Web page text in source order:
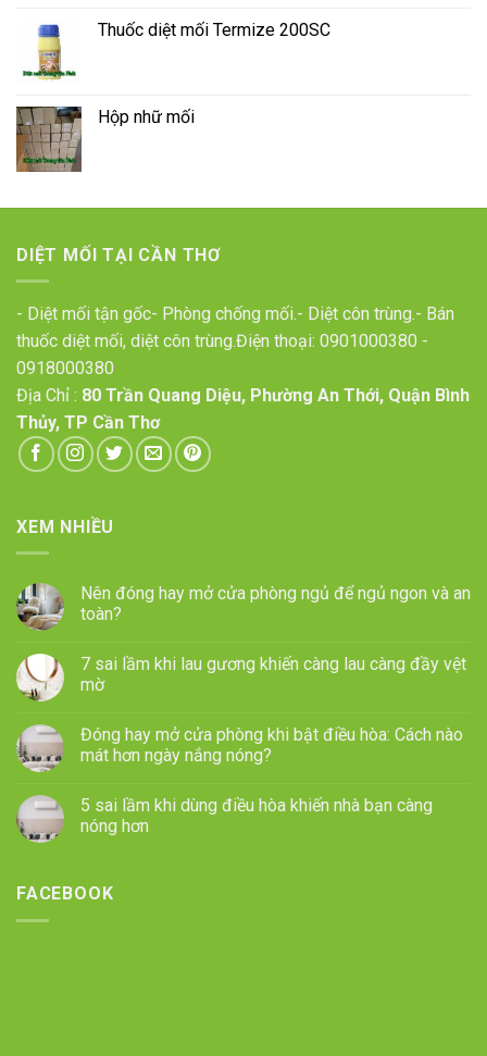
Thuốc diệt mối Termize 200SC
Hộp nhữ mối
DIỆT MỐI TẠI CẦN THƠ
- Diệt mối tận gốc- Phòng chống mối.- Diệt côn trùng.- Bán
thuốc diệt mối, diệt côn trùng.Điện thoại: 0901000380 -
0918000380
Địa Chỉ : 80 Trần Quang Diệu, Phường An Thới, Quận Bình
Thủy, TP Cần Thơ
XEM NHIỀU
Nên đóng hay mở cửa phòng ngủ để ngủ ngon và an
toàn?
7 sai lầm khi lau gương khiến càng lau càng đầy vệt
mờ
Đóng hay mở cửa phòng khi bật điều hòa: Cách nào
mát hơn ngày nắng nóng?
5 sai lầm khi dùng điều hòa khiến nhà bạn càng
nóng hơn
FACEBOOK